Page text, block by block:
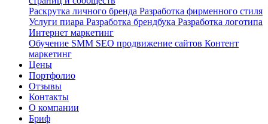
Раскрутка личного бренда Разработка фирменного стиля
Услуги пиара Разработка брендбука Разработка логотипа
Интернет маркетинг
Обучение SMM SEO продвижение сайтов Контент
маркетинг
Цены
Портфолио
Отзывы
Контакты
О компании
Бриф